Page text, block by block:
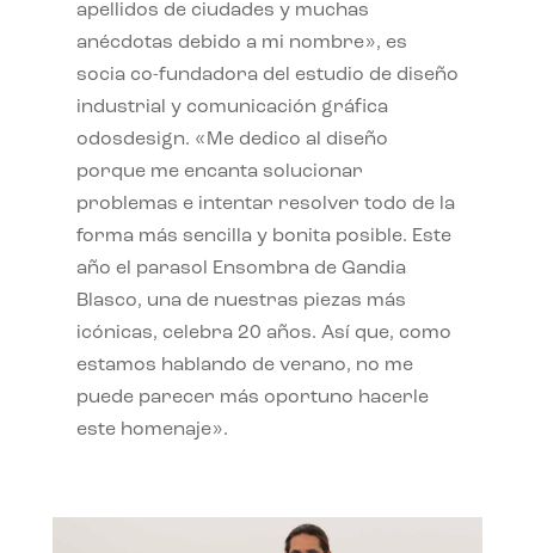
apellidos de ciudades y muchas
anécdotas debido a mi nombre», es
socia co-fundadora del estudio de diseño
industrial y comunicación gráfica
odosdesign. «Me dedico al diseño
porque me encanta solucionar
problemas e intentar resolver todo de la
forma más sencilla y bonita posible. Este
año el parasol Ensombra de Gandia
Blasco, una de nuestras piezas más
icónicas, celebra 20 años. Así que, como
estamos hablando de verano, no me
puede parecer más oportuno hacerle
este homenaje».